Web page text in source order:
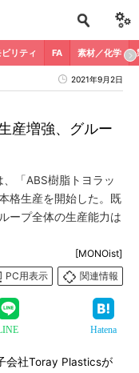
ビリティ FA 素材／化学
2021年9月2日
産増強、グルー
「ABS樹脂トヨラッ
格生産を開始した。既
ープ全体の生産能力は
[MONOist]
PC用表示
関連情報
Hatena
会社Toray Plasticsが